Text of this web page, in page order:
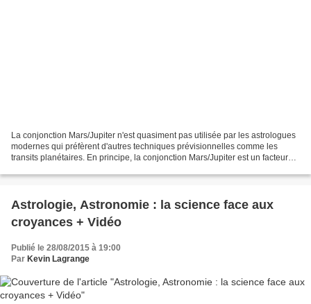
La conjonction Mars/Jupiter n'est quasiment pas utilisée par les astrologues
modernes qui préfèrent d'autres techniques prévisionnelles comme les
transits planétaires. En principe, la conjonction Mars/Jupiter est un facteur
Astrologie, Astronomie : la science face aux
croyances + Vidéo
Publié le 28/08/2015 à 19:00
Par Kevin Lagrange